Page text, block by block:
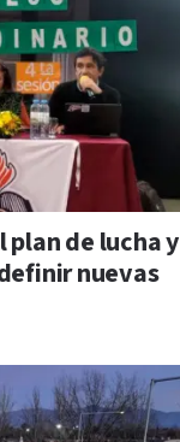
plan de lucha y
nuevas